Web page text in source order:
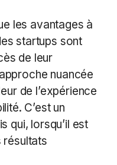
les avantages à
startups sont
de leur
nuancée
de l’expérience
C’est un
qui, lorsqu’il est
résultats